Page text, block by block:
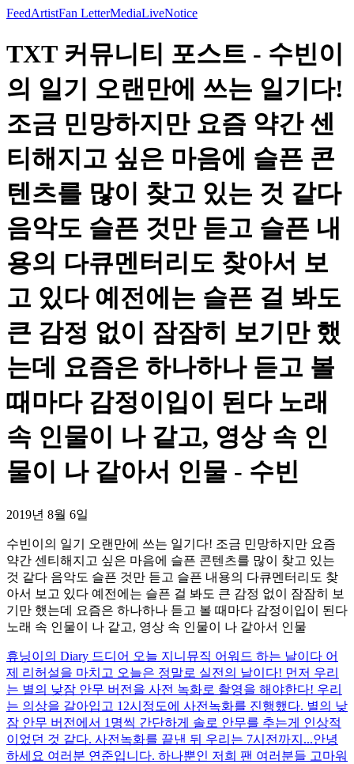
FeedArtistFan LetterMediaLiveNotice
TXT 커뮤니티 포스트 - 수빈이
의 일기 오랜만에 쓰는 일기다!
조금 민망하지만 요즘 약간 센
티해지고 싶은 마음에 슬픈 콘
텐츠를 많이 찾고 있는 것 같다
음악도 슬픈 것만 듣고 슬픈 내
용의 다큐멘터리도 찾아서 보
고 있다 예전에는 슬픈 걸 봐도
큰 감정 없이 잠잠히 보기만 했
는데 요즘은 하나하나 듣고 볼
때마다 감정이입이 된다 노래
속 인물이 나 같고, 영상 속 인
물이 나 같아서 인물 - 수빈
2019년 8월 6일
수빈이의 일기 오랜만에 쓰는 일기다! 조금 민망하지만 요즘
약간 센티해지고 싶은 마음에 슬픈 콘텐츠를 많이 찾고 있는
것 같다 음악도 슬픈 것만 듣고 슬픈 내용의 다큐멘터리도 찾
아서 보고 있다 예전에는 슬픈 걸 봐도 큰 감정 없이 잠잠히 보
기만 했는데 요즘은 하나하나 듣고 볼 때마다 감정이입이 된다
노래 속 인물이 나 같고, 영상 속 인물이 나 같아서 인물
휴닝이의 Diary 드디어 오늘 지니뮤직 어워드 하는 날이다 어
제 리허설을 마치고 오늘은 정말로 실전의 날이다! 먼저 우리
는 별의 낮잠 안무 버전을 사전 녹화로 촬영을 해야한다! 우리
는 의상을 갈아입고 12시정도에 사전녹화를 진행했다. 별의 낮
잠 안무 버전에서 1명씩 간단하게 솔로 안무를 추는게 인상적
이었던 것 같다. 사전녹화를 끝낸 뒤 우리는 7시전까지...안녕
하세요 여러분 연준입니다. 하나뿐인 저희 팬 여러분들 고마워